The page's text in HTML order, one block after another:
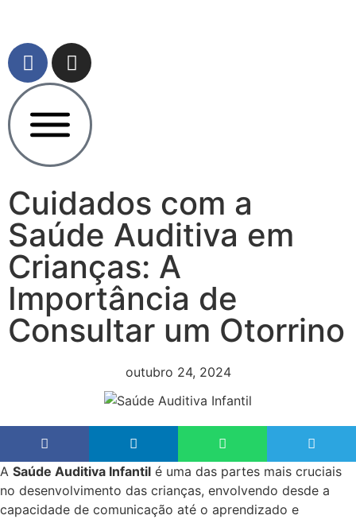
Cuidados com a
Saúde Auditiva em
Crianças: A
Importância de
Consultar um Otorrino
outubro 24, 2024
A Saúde Auditiva Infantil é uma das partes mais cruciais
no desenvolvimento das crianças, envolvendo desde a
capacidade de comunicação até o aprendizado e